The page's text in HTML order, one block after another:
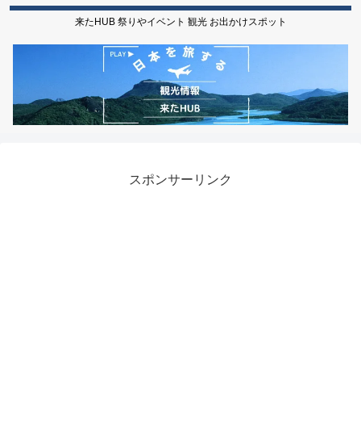
来たHUB 祭りやイベント 観光 お出かけスポット
スポンサーリンク